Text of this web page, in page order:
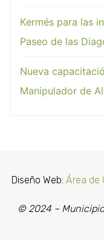
Kermés para las
Paseo de las
Nueva
Manipulador de
Diseño Web: Área de
© 2024 ~